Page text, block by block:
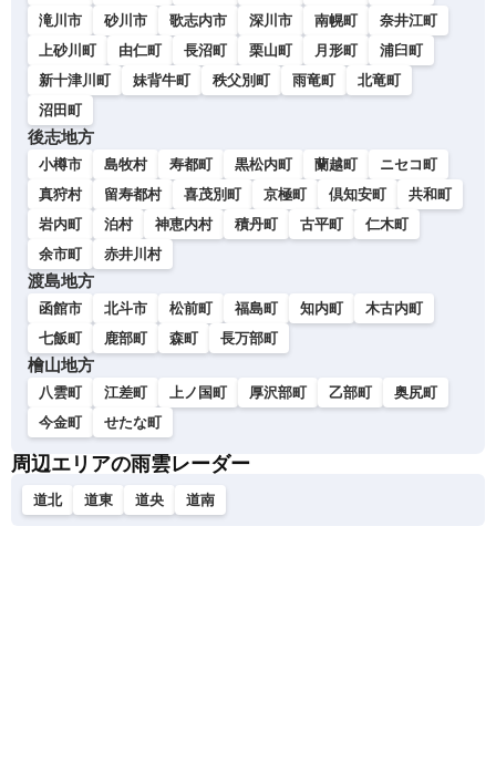
滝川市
砂川市 歌志内市 深川市 南幌町
奈井江町
上砂川町
由仁町 長沼町 栗山町 月形町
浦臼町
新十津川町
妹背牛町 秩父別町 雨竜町
北竜町
沼田町
後志地方
小樽市 島牧村 寿都町 黒松内町 蘭越町
ニセコ町
真狩村
留寿都村 喜茂別町 京極町 倶知安町
共和町
岩内町
泊村 神恵内村 積丹町 古平町
仁木町
余市町
赤井川村
渡島地方
函館市 北斗市 松前町 福島町 知内町
木古内町
七飯町
鹿部町 森町 長万部町
檜山地方
八雲町 江差町 上ノ国町 厚沢部町 乙部町
奥尻町
今金町
せたな町
周辺エリアの雨雲レーダー
道北 道東 道央 道南